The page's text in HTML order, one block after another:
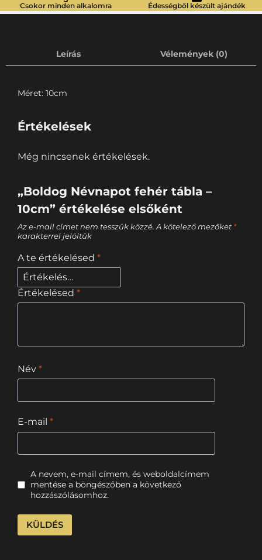
Csokor minden alkalomra Édességből készült ajándék
Leírás Vélemények (0)
Méret: 10cm
Értékelések
Még nincsenek értékelések.
„Boldog Névnapot fehér tábla –
10cm” értékelése elsőként
Az e-mail címet nem tesszük közzé. A kötelező mezőket *
karakterrel jelöltük
A te értékelésed *
Értékelésed *
Név *
E-mail *
A nevem, e-mail címem, és weboldalcímem
mentése a böngészőben a következő
hozzászólásomhoz.